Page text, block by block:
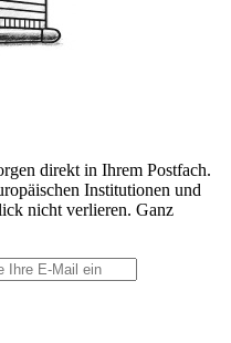
direkt in Ihrem Postfach.
Institutionen und
nicht verlieren. Ganz